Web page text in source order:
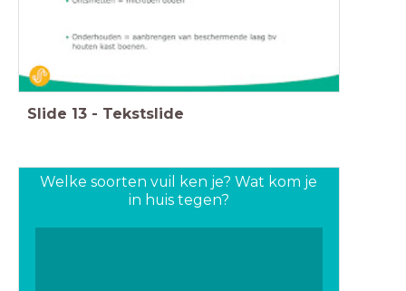
Slide 13 - Tekstslide
Welke soorten vuil ken je? Wat kom je
in huis tegen?